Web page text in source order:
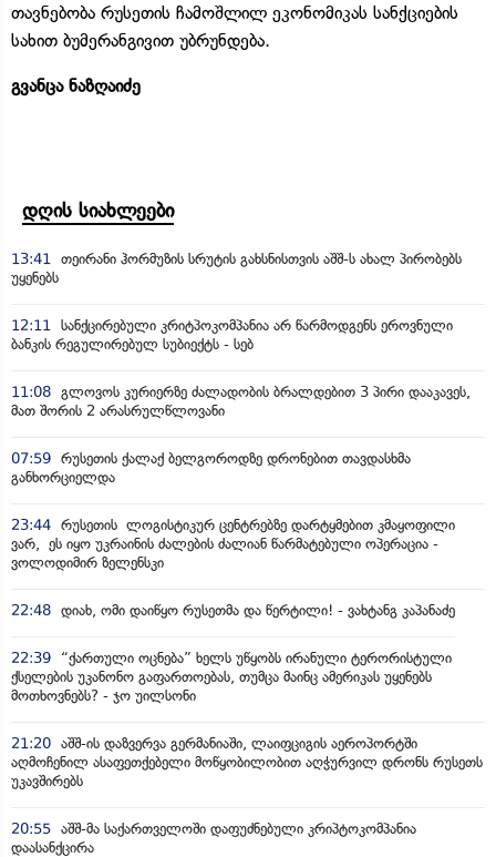
თავნებობა რუსეთის ჩამოშლილ ეკონომიკას სანქციების
სახით ბუმერანგივით უბრუნდება.
გვანცა ნაზღაიძე
დღის სიახლეები
13:41
თეირანი ჰორმუზის სრუტის გახსნისთვის აშშ-ს ახალ პირობებს
უყენებს
12:11
სანქცირებული კრიტპოკომპანია არ წარმოდგენს ეროვნული
ბანკის რეგულირებულ სუბიექტს - სებ
11:08 გლოვოს კურიერზე ძალადობის ბრალდებით 3 პირი დააკავეს,
მათ შორის 2 არასრულწლოვანი
07:59 რუსეთის ქალაქ ბელგოროდზე დრონებით თავდასხმა
განხორციელდა
23:44 რუსეთის ლოგისტიკურ ცენტრებზე დარტყმებით კმაყოფილი
ვარ, ეს იყო უკრაინის ძალების ძალიან წარმატებული ოპერაცია -
ვოლოდიმირ ზელენსკი
22:48 დიახ, ომი დაიწყო რუსეთმა და წერტილი! - ვახტანგ კაპანაძე
22:39
“ქართული ოცნება” ხელს უწყობს ირანული ტერორისტული
ქსელების უკანონო გაფართოებას, თუმცა მაინც ამერიკას უყენებს
მოთხოვნებს? - ჯო უილსონი
21:20 აშშ-ის დაზვერვა გერმანიაში, ლაიფციგის აეროპორტში
აღმოჩენილ ასაფეთქებელი მოწყობილობით აღჭურვილ დრონს რუსეთს
უკავშირებს
20:55 აშშ-მა საქართველოში დაფუძნებული კრიპტოკომპანია
დაასანქცირა